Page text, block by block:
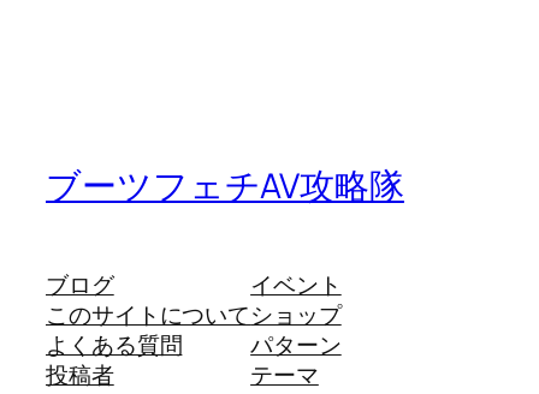
ブーツフェチAV攻略隊
ブログ
このサイトについて
よくある質問
投稿者
イベント
ショップ
パターン
テーマ